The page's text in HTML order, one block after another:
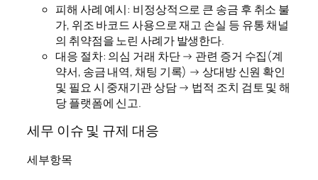
피해 사례 예시: 비정상적으로 큰 송금 후 취소 불
가, 위조 바코드 사용으로 재고 손실 등 유통 채널
의 취약점을 노린 사례가 발생한다.
대응 절차: 의심 거래 차단 → 관련 증거 수집(계
약서, 송금 내역, 채팅 기록) → 상대방 신원 확인
및 필요 시 중재기관 상담 → 법적 조치 검토 및 해
당 플랫폼에 신고.
세무 이슈 및 규제 대응
세부항목